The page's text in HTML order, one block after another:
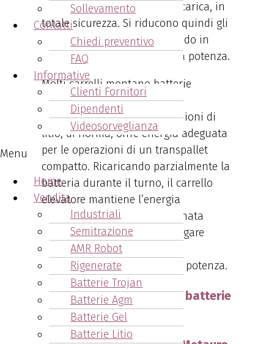
Sollevamento
Contatti
Chiedi preventivo
FAQ
Informative
Clienti Fornitori
Dipendenti
Videosorveglianza
Menu
Home
Vendita
Industriali
Semitrazione
AMR Robot
Rigenerate
Batterie Trojan
Batterie Agm
Batterie Gel
Batterie Litio
sopportare numerosi cicli di carica, in
totale sicurezza. Si riducono quindi gli
sprechi di energia, mantenendo in
maniera costante la massima potenza.
Molti carrelli montano batterie
ingombranti e pesanti oltre il
necessario. Una batteria agli ioni di
litio, di norma, offre energia adeguata
per le operazioni di un transpallet
compatto. Ricaricando parzialmente la
batteria durante il turno, il carrello
elevatore mantiene l’energia
sufficiente per un’intera giornata
lavorativa. È essenziale impiegare
batterie che garantiscano un
equilibrio ottimale tra peso e potenza.
Vantaggi dell'acquisto di batterie
Cesab Colli al Metauro